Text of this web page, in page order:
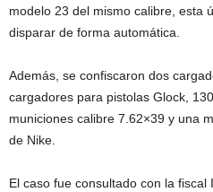
modelo 23 del mismo calibre, esta
disparar de forma automática.
Además, se confiscaron dos
cargadores para pistolas Glock,
municiones calibre 7.62×39 y una
de Nike.
El caso fue consultado con la